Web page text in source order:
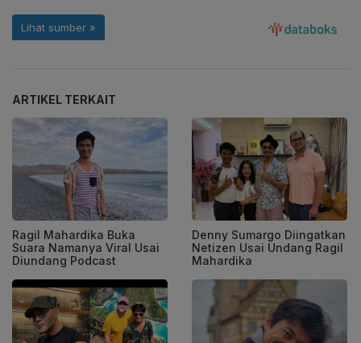
ARTIKEL TERKAIT
Ragil Mahardika Buka
Suara Namanya Viral Usai
Diundang Podcast
Denny Sumargo Diingatkan
Netizen Usai Undang Ragil
Mahardika